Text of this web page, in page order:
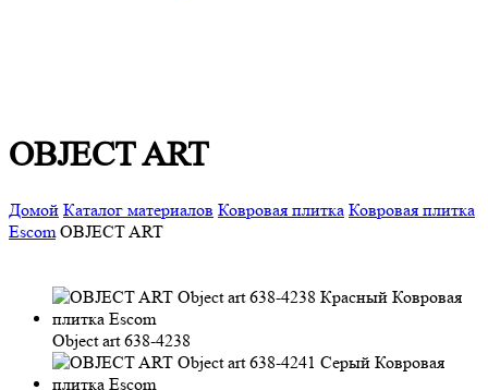
OBJECT ART
Домой Каталог материалов Ковровая плитка Ковровая плитка
Escom OBJECT ART
Object art 638-4238